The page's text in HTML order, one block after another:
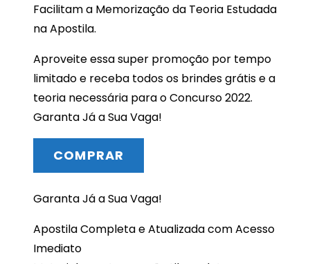
Facilitam a Memorização da Teoria Estudada
na Apostila.
Aproveite essa super promoção por tempo
limitado e receba todos os brindes grátis e a
teoria necessária para o Concurso 2022.
Garanta Já a Sua Vaga!
COMPRAR
Garanta Já a Sua Vaga!
Apostila Completa e Atualizada com Acesso
Imediato